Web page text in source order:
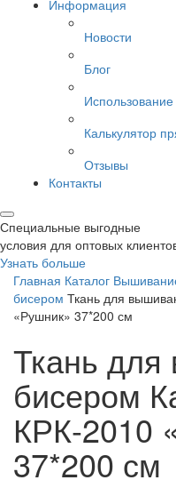
Информация
Новости
Блог
Калькулятор
Отзывы
Контакты
Специальные выгодные
условия для оптовых
Узнать больше
Главная Каталог
бисером Ткань для
«Рушник» 37*200 см
Ткань
бисером
КРК-2010
37*200 см